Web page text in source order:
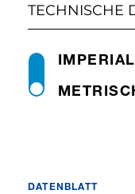
TECHNISCHE
IMPERIAL
DATENBLATT